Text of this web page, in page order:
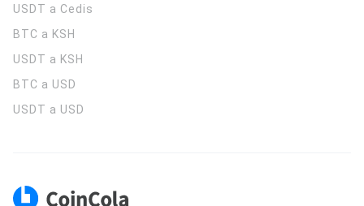
USDT a Cedis
BTC a KSH
USDT a KSH
BTC a USD
USDT a USD